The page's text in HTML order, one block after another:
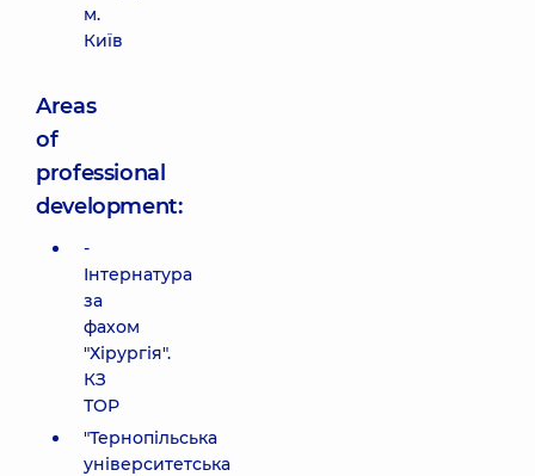
м.
Київ
Areas
of
professional
development:
-
Інтернатура
за
фахом
"Хірургія".
КЗ
ТОР
"Тернопільська
університетська